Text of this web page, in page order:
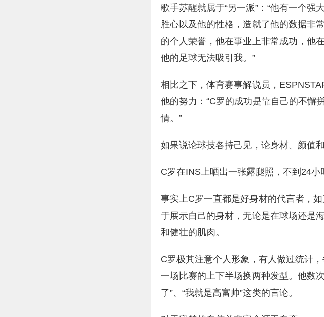
歌手苏醒就属于“另一派”：“他有一个
胜心以及他的性格，造就了他的数据非
的个人荣誉，他在事业上非常成功，他
他的足球无法吸引我。”
相比之下，体育赛事解说员，
他的努力：“C罗的成功是靠自己的不懈
情。”
如果说论球技各持己见，论身材、颜值
C罗在INS上晒出一张露腿照，不到24小
事实上C罗一直都是好身材的代言者，
于展示自己的身材，无论是在球场还是
和健壮的肌肉。
C罗极其注意个人形象，有人做过统计
一场比赛的上下半场换两种发型。他数
了”、“我就是高富帅”这类的言论。